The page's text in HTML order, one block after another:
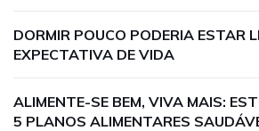
DORMIR POUCO PODERIA ESTAR
EXPECTATIVA DE VIDA
ALIMENTE-SE BEM, VIVA MAIS:
5 PLANOS ALIMENTARES